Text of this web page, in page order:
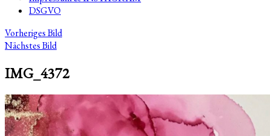
DSGVO
Vorheriges Bild
Nächstes Bild
IMG_4372